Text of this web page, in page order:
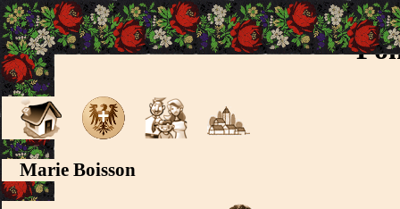
Marie Boisson